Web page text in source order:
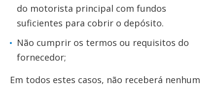
do motorista principal com fundos
suficientes para cobrir o depósito.
Não cumprir os termos ou requisitos do
fornecedor;
Em todos estes casos, não receberá nenhum